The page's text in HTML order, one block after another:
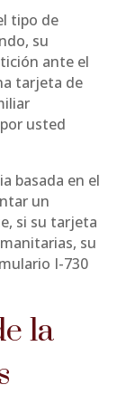
tipo de
su
ante el
tarjeta de
usted
basada en el
un
si su tarjeta
su
I-730
la